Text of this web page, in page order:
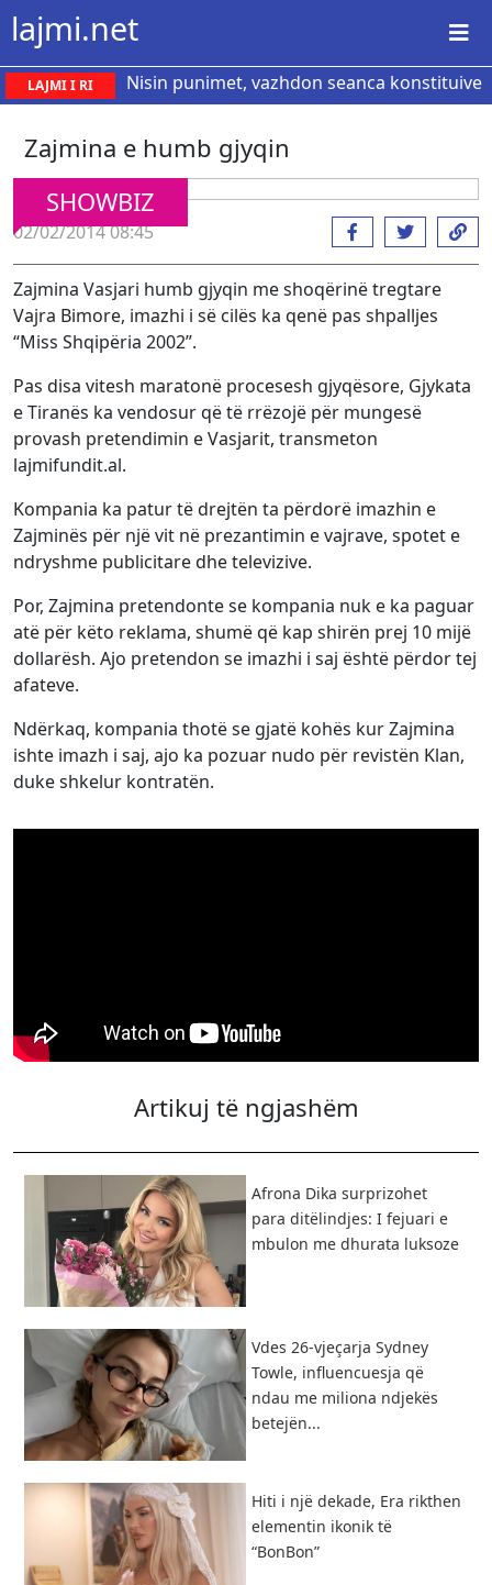
lajmi.net
LAJMI I RI Nisin punimet, vazhdon seanca konstituive
Zajmina e humb gjyqin
SHOWBIZ
02/02/2014 08:45
Zajmina Vasjari humb gjyqin me shoqërinë tregtare
Vajra Bimore, imazhi i së cilës ka qenë pas shpalljes
“Miss Shqipëria 2002”.
Pas disa vitesh maratonë procesesh gjyqësore, Gjykata
e Tiranës ka vendosur që të rrëzojë për mungesë
provash pretendimin e Vasjarit, transmeton
lajmifundit.al.
Kompania ka patur të drejtën ta përdorë imazhin e
Zajminës për një vit në prezantimin e vajrave, spotet e
ndryshme publicitare dhe televizive.
Por, Zajmina pretendonte se kompania nuk e ka paguar
atë për këto reklama, shumë që kap shirën prej 10 mijë
dollarësh. Ajo pretendon se imazhi i saj është përdor tej
afateve.
Ndërkaq, kompania thotë se gjatë kohës kur Zajmina
ishte imazh i saj, ajo ka pozuar nudo për revistën Klan,
duke shkelur kontratën.
Artikuj të ngjashëm
Afrona Dika surprizohet
para ditëlindjes: I fejuari e
mbulon me dhurata luksoze
Vdes 26-vjeçarja Sydney
Towle, influencuesja që
ndau me miliona ndjekës
betejën...
Hiti i një dekade, Era rikthen
elementin ikonik të
“BonBon”